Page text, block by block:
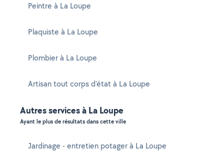
Peintre à La Loupe
Plaquiste à La Loupe
Plombier à La Loupe
Artisan tout corps d'état à La Loupe
Autres services à La Loupe
Ayant le plus de résultats dans cette ville
Jardinage - entretien potager à La Loupe